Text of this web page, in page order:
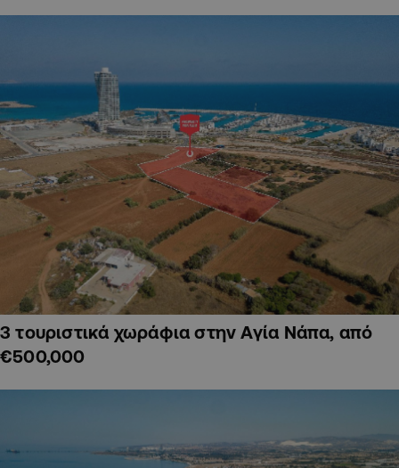
3 τουριστικά χωράφια στην Αγία Νάπα, από
€500,000